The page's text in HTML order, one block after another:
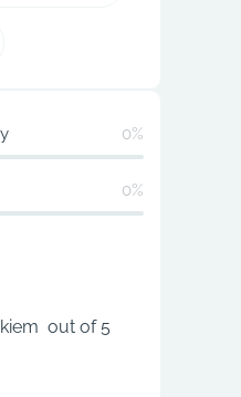
0%
0%
out of 5